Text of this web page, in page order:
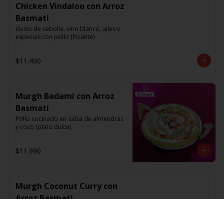
Chicken Vindaloo con Arroz
Basmati
Guiso de cebolla, vino blanco, ajíes y
especias con pollo (Picante)
$11.490
Murgh Badami con Arroz
Basmati
Pollo cocinado en salsa de almendras
y coco (plato dulce)
$11.990
Murgh Coconut Curry con